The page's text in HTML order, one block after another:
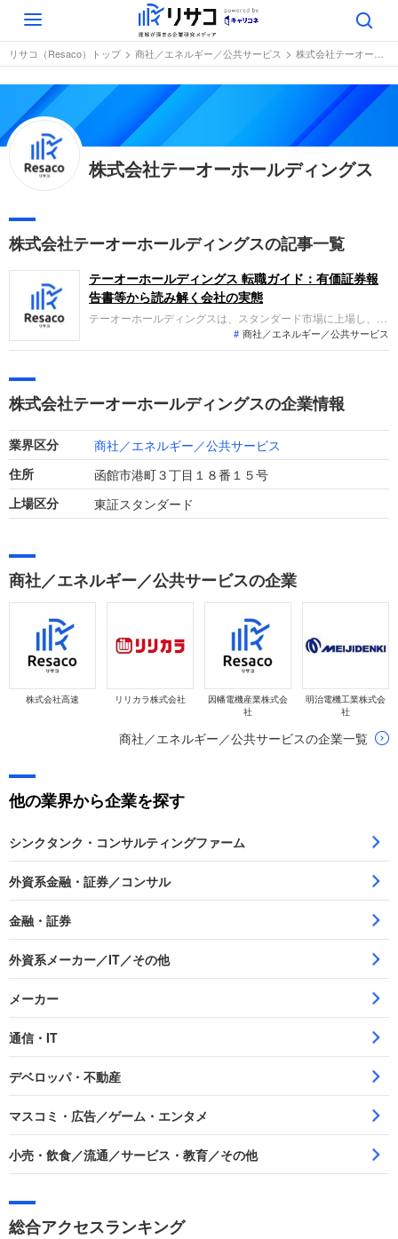
Toggle
navigation
リサコ（Resaco）トップ 商社／エネルギー／公共サービス 株式会社テーオーホールディングス
株式会社テーオーホールディングス
株式会社テーオーホールディングスの記事一覧
テーオーホールディングス 転職ガイド：有価証券報
告書等から読み解く会社の実態
テーオーホールディングスは、スタンダード市場に上場し、木
材、流通、自動車販売などを展開する複合企業です。第71期
は、建設や自動車関連事業で利益改善が見られたものの、主力
す。
商社／エネルギー／公共サービス
株式会社テーオーホールディングスの企業情報
業界区分 商社／エネルギー／公共サービス
住所 函館市港町３丁目１８番１５号
上場区分 東証スタンダード
商社／エネルギー／公共サービスの企業
株式会社高速 リリカラ株式会社
因幡電機産業株式会
社
明治電機工業株式会
社
商社／エネルギー／公共サービスの企業一覧
他の業界から企業を探す
シンクタンク・コンサルティングファーム
外資系金融・証券／コンサル
金融・証券
外資系メーカー／IT／その他
メーカー
通信・IT
デベロッパ・不動産
マスコミ・広告／ゲーム・エンタメ
小売・飲食／流通／サービス・教育／その他
総合アクセスランキング